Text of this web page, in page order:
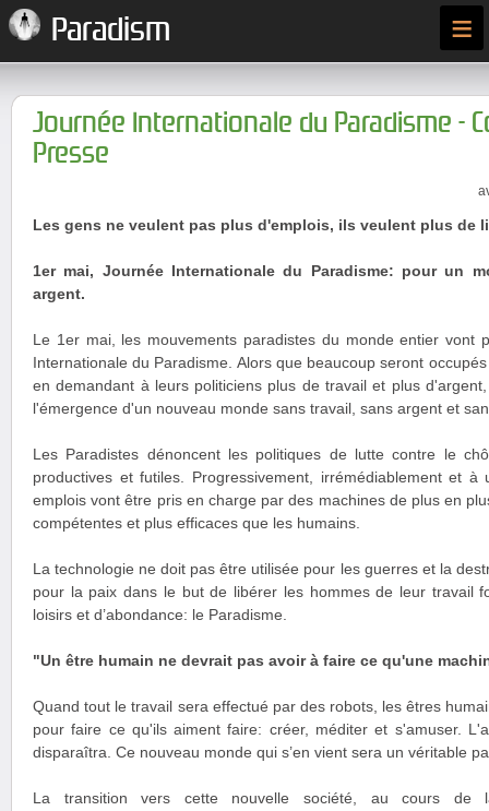
Paradism ≡
Journée Internationale du Paradisme -
Presse
Les gens ne veulent pas plus d'emplois, ils veulent plus de
1er mai, Journée Internationale du Paradisme: pour un
argent.
Le 1er mai, les mouvements paradistes du monde entier vont
Internationale du Paradisme. Alors que beaucoup seront
en demandant à leurs politiciens plus de travail et plus
l'émergence d'un nouveau monde sans travail, sans argent et
Les Paradistes dénoncent les politiques de lutte contre le
productives et futiles. Progressivement, irrémédiablement et
emplois vont être pris en charge par des machines de plus en
compétentes et plus efficaces que les humains.
La technologie ne doit pas être utilisée pour les guerres et la
pour la paix dans le but de libérer les hommes de leur travail
loisirs et d’abondance: le Paradisme.
"Un être humain ne devrait pas avoir à faire ce qu'une
Quand tout le travail sera effectué par des robots, les êtres
pour faire ce qu'ils aiment faire: créer, méditer et s'amuser.
disparaîtra. Ce nouveau monde qui s’en vient sera un véritable
La transition vers cette nouvelle société, au cours de